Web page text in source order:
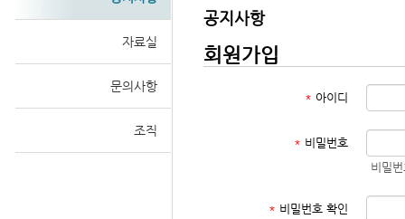
자료실
문의사항
조직
공지사항
회원가입
* 아이디
* 비밀번호
비밀
* 비밀번호 확인